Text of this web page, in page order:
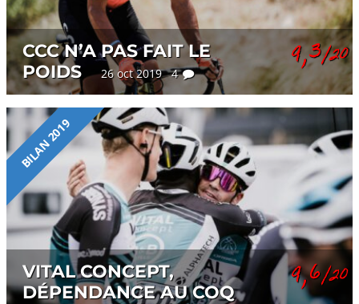
CCC N’A PAS FAIT LE
POIDS
26 oct 2019 4
9,3/20
BILAN 2019
VITAL CONCEPT,
DÉPENDANCE AU COQ
9,6/20